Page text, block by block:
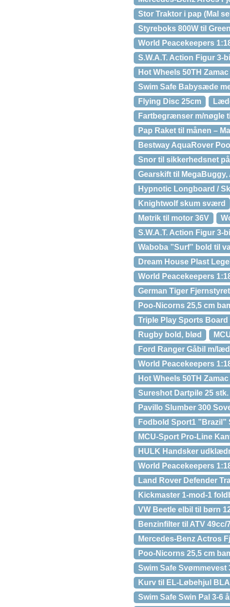
Stor Traktor i pap (Mal
Styreboks 800W til
World Peacekeepers
S.W.A.T. Action Figur 3-
Hot Wheels 50TH
Swim Safe Babysæde
Flying Disc 25cm
Fartbegrænser m/nøgle
Pap Raket til månen –
Bestway AquaRover
Snor til sikkerhedsnet
Gearskift til
Hypnotic Longboard /
Knightwolf skum sværd
Møtrik til motor 36V
S.W.A.T. Action Figur 3-
Waboba ”Surf” bold til
Dream House Plast
World Peacekeepers
German Tiger
Poo-Nicorns 25,5 cm
Triple Play Sports Board
Rugby bold, blød
Ford Ranger Gåbil m/
World Peacekeepers
Hot Wheels 50TH
Sureshot Dartpile 25
Pavillo Slumber 300
Fodbold Sport1 ”Brazil”
MCU-Sport Pro-Line
HULK Handsker
World Peacekeepers
Land Rover Defender
Kickmaster 1-mod-1
VW Beetle elbil til børn
Benzinfilter til ATV 49cc/
Mercedes-Benz Actros
Poo-Nicorns 25,5 cm
Swim Safe Svømmevest
Kurv til EL-Løbehjul
Swim Safe Swin Pal 3-6